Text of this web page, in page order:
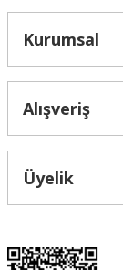
Kurumsal
Alışveriş
Üyelik